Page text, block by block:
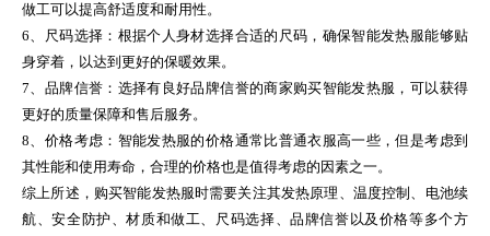
做工可以提高舒适度和耐用性。
6、尺码选择：根据个人身材选择合适的尺码，确保智能发热服能够贴
身穿着，以达到更好的保暖效果。
7、品牌信誉：选择有良好品牌信誉的商家购买智能发热服，可以获得
更好的质量保障和售后服务。
8、价格考虑：智能发热服的价格通常比普通衣服高一些，但是考虑到
其性能和使用寿命，合理的价格也是值得考虑的因素之一。
综上所述，购买智能发热服时需要关注其发热原理、温度控制、电池续
航、安全防护、材质和做工、尺码选择、品牌信誉以及价格等多个方